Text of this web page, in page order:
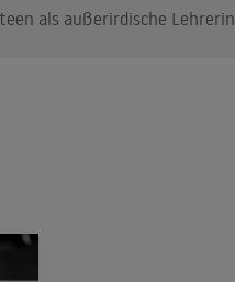
als außerirdische Lehrerin